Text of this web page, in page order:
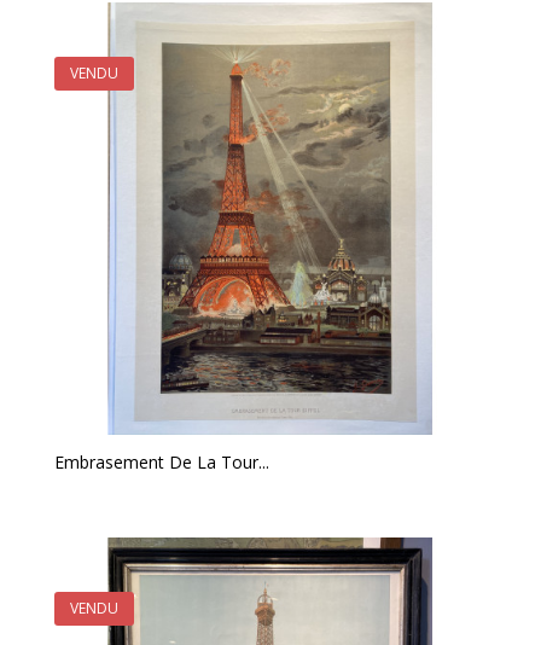
Embrasement De La Tour...
VENDU
VENDU